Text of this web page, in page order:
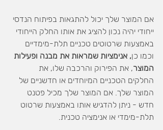
אם המוצר שלך יכול להתגאות בפיתוח הנדסי
ייחודי יהיה נכון להציג את אותו החלק הייחודי
באמצעות שרטוטים טכניים תלת-מימדיים
וכמו כן, אנימציות שמראות את מבנה ופעילות
המוצר, את הפירוק והרכבה שלו, את
החלקים הטכניים המיוחדים או חדשניים של
המוצר שלך. אם המוצר שלך מכיל פטנט
חדש - ניתן להדגיש אותו באמצעות שרטוט
תלת-מימדי או אנימציה טכנית.